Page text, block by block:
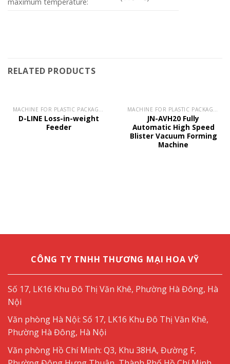
maximum temperature:
RELATED PRODUCTS
D-LINE Loss-in-weight
Feeder
JN-AVH20 Fully
Automatic High Speed
Blister Vacuum Forming
Machine
CÔNG TY TNHH THƯƠNG MẠI HOA VỸ
Số 17, LK16 Khu Đô Thị Văn Khê, Phường Hà Đông, Hà
Nội
Văn phòng Hà Nội: Số 17, LK16 Khu Đô Thị Văn Khê,
Phường Hà Đông, Hà Nội
Văn phòng Hồ Chí Minh: Q3, Khu 38HA, Đường F,